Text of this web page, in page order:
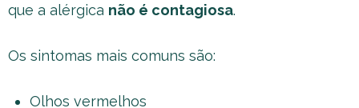
que a alérgica não é contagiosa.
Os sintomas mais comuns são:
Olhos vermelhos